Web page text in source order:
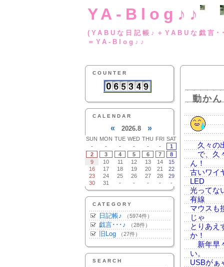
YA-Blog♪♪
(YABUな日記帳♪
＝YA-Blog♪♪
COUNTER
CALENDAR
« 2026.8 »
SUN MON TUE WED THU FRI SAT
-
- - - - -
1
2
3 4 5 6 7
8
9
10 11 12 13 14
15
16
17 18 19 20 21
22
23
24 25 26 27 28
29
30
31 - - - - -
CATEGORY
日記帳♪ （5974件）
戯言･･･♪ （28件）
旧Log （27件）
SEARCH
動か
久々の
で、久
ん！
古いワイ
LED
光ってな
有線
マウスも
じゃ
とりあえ
か！
新年早
い。
USBがぁ